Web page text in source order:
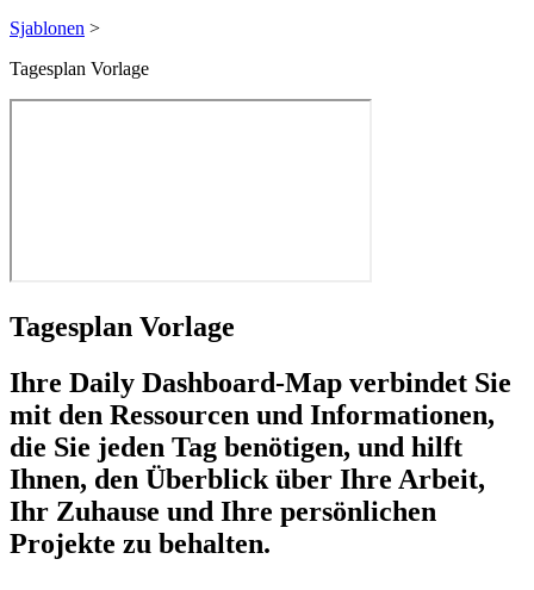
Sjablonen >
Tagesplan Vorlage
Tagesplan Vorlage
Ihre Daily Dashboard-Map verbindet Sie
mit den Ressourcen und Informationen,
die Sie jeden Tag benötigen, und hilft
Ihnen, den Überblick über Ihre Arbeit,
Ihr Zuhause und Ihre persönlichen
Projekte zu behalten.